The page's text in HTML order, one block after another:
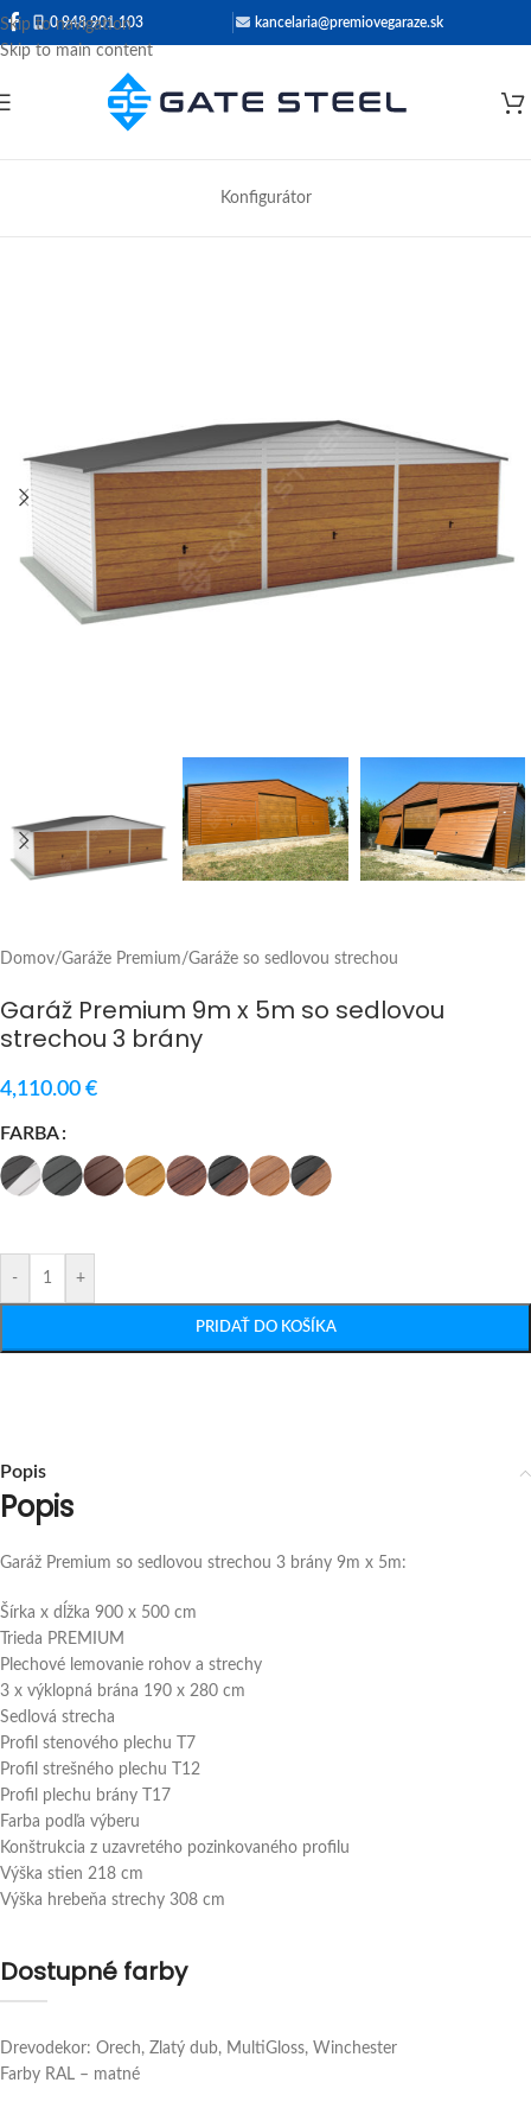
Skip to navigation
Skip to main content
0 948 901 103 kancelaria@premiovegaraze.sk
Konfigurátor
Domov/Garáže Premium/Garáže so sedlovou strechou
Garáž Premium 9m x 5m so sedlovou
strechou 3 brány
4,110.00 €
FARBA
- +
PRIDAŤ DO KOŠÍKA
Popis
Popis
Garáž Premium so sedlovou strechou 3 brány 9m x 5m:
Šírka x dĺžka 900 x 500 cm
Trieda PREMIUM
Plechové lemovanie rohov a strechy
3 x výklopná brána 190 x 280 cm
Sedlová strecha
Profil stenového plechu T7
Profil strešného plechu T12
Profil plechu brány T17
Farba podľa výberu
Konštrukcia z uzavretého pozinkovaného profilu
Výška stien 218 cm
Výška hrebeňa strechy 308 cm
Dostupné farby
Drevodekor: Orech, Zlatý dub, MultiGloss, Winchester
Farby RAL – matné